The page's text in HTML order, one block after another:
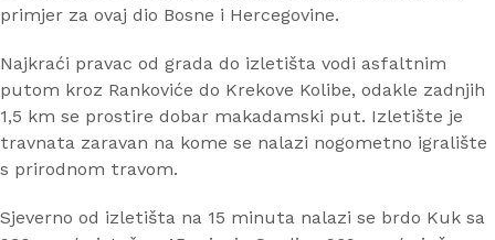
primjer za ovaj dio Bosne i Hercegovine.
Najkraći pravac od grada do izletišta vodi asfaltnim
putom kroz Rankoviće do Krekove Kolibe, odakle zadnjih
1,5 km se prostire dobar makadamski put. Izletište je
travnata zaravan na kome se nalazi nogometno igralište
s prirodnom travom.
Sjeverno od izletišta na 15 minuta nalazi se brdo Kuk sa